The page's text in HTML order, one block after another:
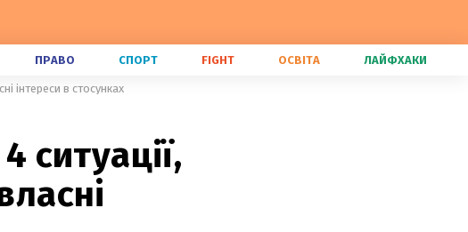
ПРАВО СПОРТ FIGHT ОСВІТА ЛАЙФХАКИ
інтереси в стосунках
ситуації,